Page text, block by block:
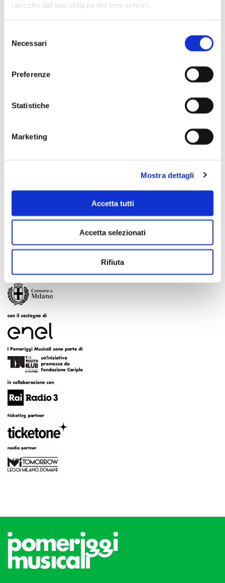
raccolto dal suo utilizzo dei loro servizi.
delNecessari
Preferenze
Statistiche
Marketing
Mostra dettagli
Accetta tutti
Accetta selezionati
Rifiuta